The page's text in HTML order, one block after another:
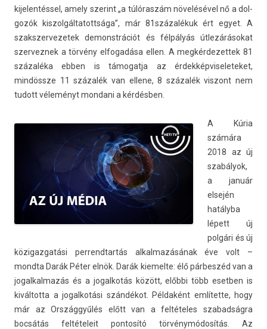
kijelen­téssel, amely szerint „a túlóraszám növelésével nő a dol­
gozók kis­zolgál­tatottsága”, már 81százalékuk ért egyet. A
szakszer­vezetek de­monstrációt és félpályás útlezárásokat
szer­veznek a törvény el­fogadása ellen. A meg­kérdezet­tek 81
százaléka ebben is támogat­ja az érdek­képviseleteket,
mindössze 11 százalék van el­lene, 8 százalék vis­zont nem
tudott véleményt mon­dani a kérdésben.
A Kúria
számára
2018 az új
szabályok,
a január
elsején
hatályba
lépett új
polgári és új
közigaz­gatási per­rendtar­tás al­kal­mazásának éve volt –
mondta Darák Péter elnök. Darák kiemel­te: élő párbeszéd van a
jogal­kalmazás és a jogal­kotás között, előbbi több esetb­en is
kivál­totta a jogal­kotási szándékot. Példaként említette, hogy
már az Országgyűlés előtt van a feltételes szabad­ságra
bocsátás fel­tételeit pon­tosító törvénymódosítás. Az